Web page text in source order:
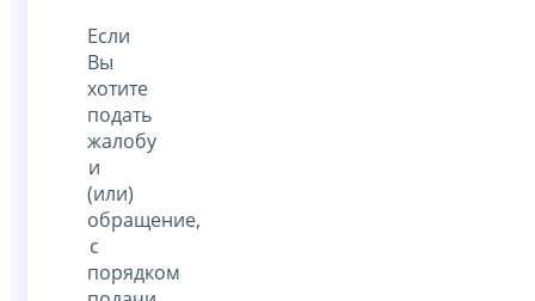
Если
Вы
хотите
подать
жалобу
и
(или)
обращение,
с
порядком